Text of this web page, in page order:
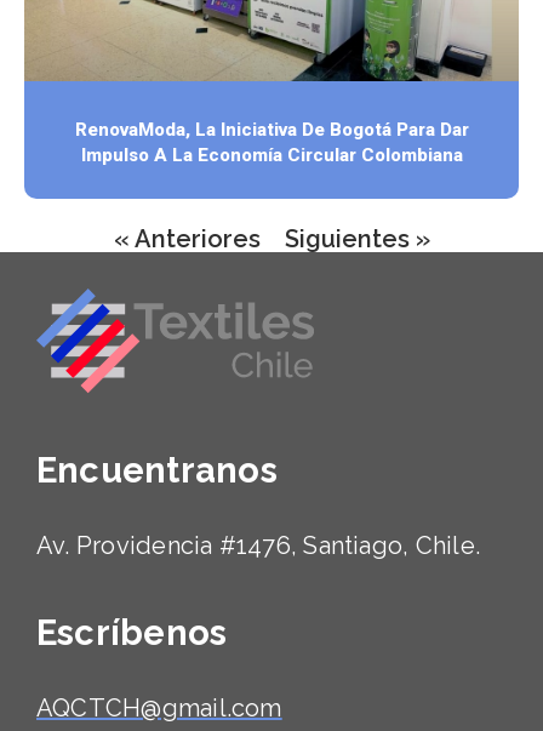
RenovaModa, La Iniciativa De Bogotá Para Dar
Impulso A La Economía Circular Colombiana
« Anteriores Siguientes »
Encuentranos
Av. Providencia #1476, Santiago, Chile.
Escríbenos
AQCTCH@gmail.com